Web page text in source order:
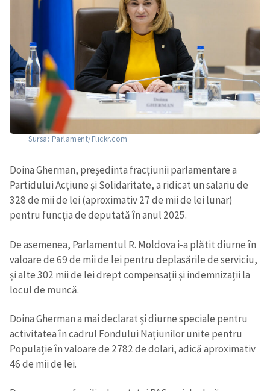
Sursa: Parlament/Flickr.com
Doina Gherman, președinta fracțiunii parlamentare a
Partidului Acțiune și Solidaritate, a ridicat un salariu de
328 de mii de lei (aproximativ 27 de mii de lei lunar)
pentru funcția de deputată în anul 2025.
De asemenea, Parlamentul R. Moldova i-a plătit diurne în
valoare de 69 de mii de lei pentru deplasările de serviciu,
și alte 302 mii de lei drept compensații și indemnizații la
locul de muncă.
Doina Gherman a mai declarat și diurne speciale pentru
activitatea în cadrul Fondului Națiunilor unite pentru
Populație în valoare de 2782 de dolari, adică aproximativ
46 de mii de lei.